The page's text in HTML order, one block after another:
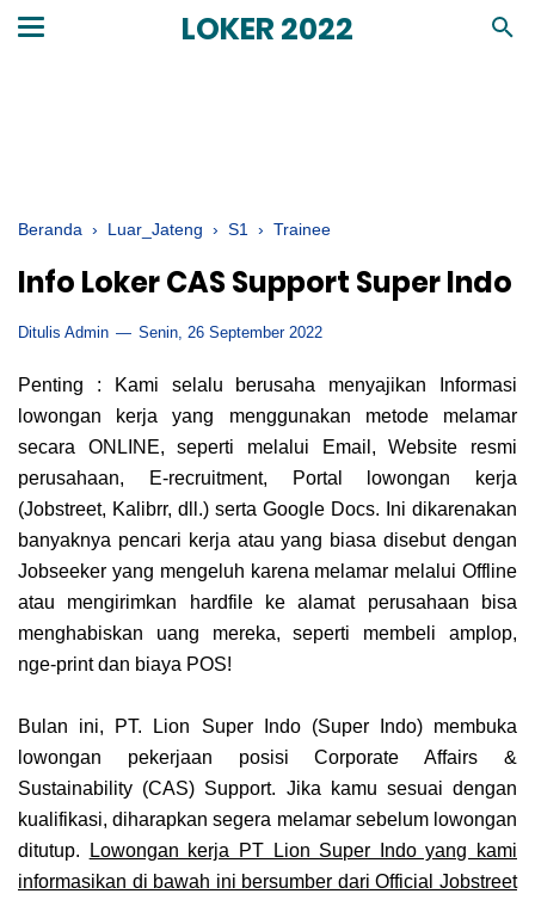
LOKER 2022
Beranda › Luar_Jateng › S1 › Trainee
Info Loker CAS Support Super Indo
Ditulis Admin Senin, 26 September 2022
Penting : Kami selalu berusaha menyajikan Informasi
lowongan kerja yang menggunakan metode melamar
secara ONLINE, seperti melalui Email, Website resmi
perusahaan, E-recruitment, Portal lowongan kerja
(Jobstreet, Kalibrr, dll.) serta Google Docs. Ini dikarenakan
banyaknya pencari kerja atau yang biasa disebut dengan
Jobseeker yang mengeluh karena melamar melalui Offline
atau mengirimkan hardfile ke alamat perusahaan bisa
menghabiskan uang mereka, seperti membeli amplop,
nge-print dan biaya POS!
Bulan ini, PT. Lion Super Indo (Super Indo) membuka
lowongan pekerjaan posisi Corporate Affairs &
Sustainability (CAS) Support. Jika kamu sesuai dengan
kualifikasi, diharapkan segera melamar sebelum lowongan
ditutup.
Lowongan kerja PT Lion Super Indo yang kami
informasikan di bawah ini bersumber dari Official Jobstreet